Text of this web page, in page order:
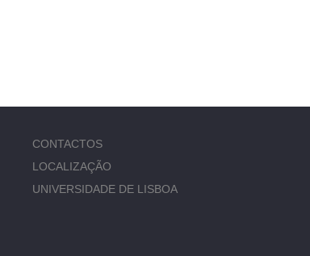
CONTACTOS
LOCALIZAÇÃO
UNIVERSIDADE DE LISBOA